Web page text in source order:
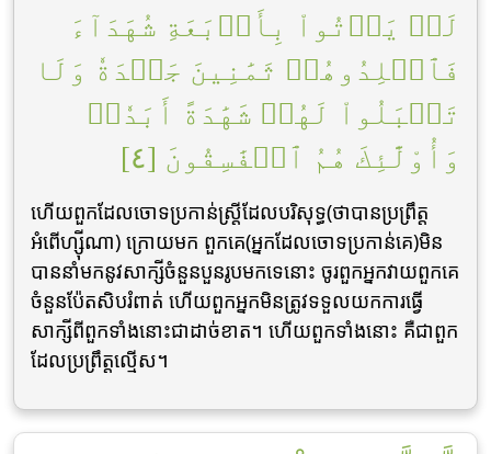
لَمۡ يَأۡتُواْ بِأَرۡبَعَةِ شُهَدَآءَ
فَٱجۡلِدُوهُمۡ ثَمَٰنِينَ جَلۡدَةٗ وَلَا
تَقۡبَلُواْ لَهُمۡ شَهَٰدَةً أَبَدٗاۚ
وَأُوْلَٰٓئِكَ هُمُ ٱلۡفَٰسِقُونَ [٤]
ហើយពួកដែលចោទប្រកាន់ស្ត្រីដែលបរិសុទ្ធ(ថាបានប្រព្រឹត្ត
អំពើហ្ស៊ីណា) ក្រោយមក ពួកគេ(អ្នកដែលចោទប្រកាន់គេ)មិន
បាននាំមកនូវសាក្សីចំនួនបួនរូបមកទេនោះ ចូរពួកអ្នកវាយពួកគេ
ចំនួនប៉ែតសិបរំពាត់ ហើយពួកអ្នកមិនត្រូវទទួលយកការធ្វើ
សាក្សីពីពួកទាំងនោះជាដាច់ខាត។ ហើយពួកទាំងនោះ គឺជាពួក
ដែលប្រព្រឹត្តល្មើស។